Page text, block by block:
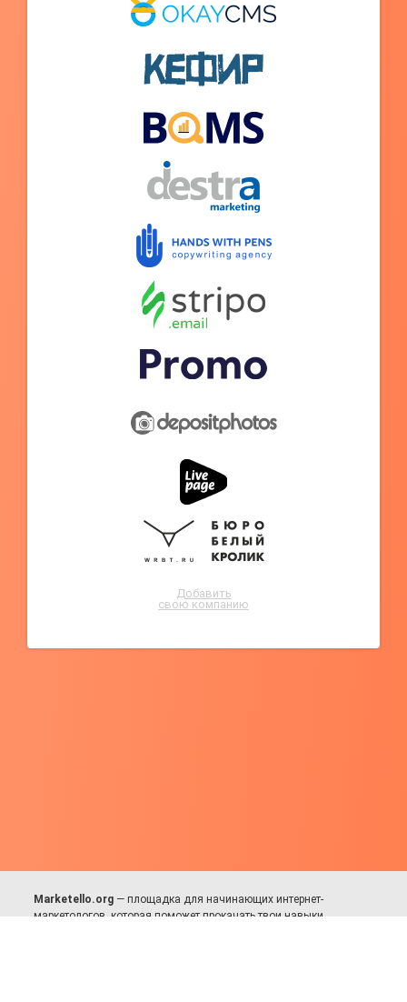
Добавить
свою компанию
Marketello.org — площадка для начинающих интернет-
маркетологов, которая поможет прокачать твои навыки.